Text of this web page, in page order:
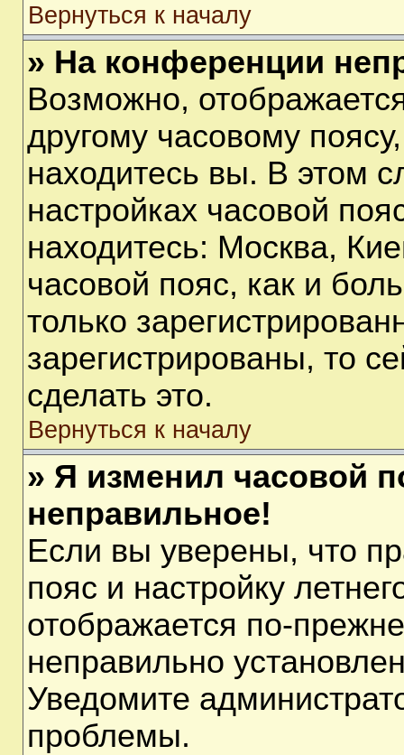
Вернуться к началу
» На конференции
Возможно,
другому часовому
находитесь вы. В этом
настройках часовой
находитесь: Москва,
часовой пояс, как и
только
зарегистрированы, то
сделать это.
Вернуться к началу
» Я изменил часовой
неправильное!
Если вы уверены, что
пояс и настройку
отображается по-
неправильно
Уведомите
проблемы.